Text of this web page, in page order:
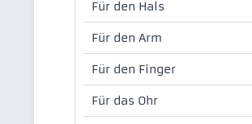
Für den Hals
Für den Arm
Für den Finger
Für das Ohr